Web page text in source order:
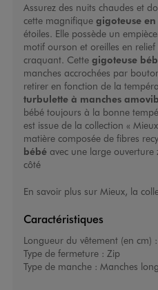
Assurez des nuits chaudes et
cette magnifique gigoteuse
étoiles. Elle possède un
motif ourson et oreilles en
craquant. Cette gigoteuse
manches accrochées par
retirer en fonction de la
turbulette à manches
bébé toujours à la bonne
est issue de la collection «
matière composée de fibres
bébéavec une large ouverture
côté
En savoir plus sur Mieux, la
Caractéristiques
Longueur du vêtement (en cm) :
Type de fermeture : Zip
Type de manche : Manches